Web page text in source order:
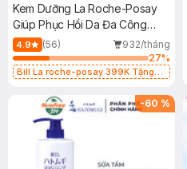
Kem Dưỡng La Roche-Posay
Giúp Phục Hồi Da Đa Công
Dụng 40ml
4.9 (56)
932/tháng
27%
Bill La roche-posay 399K Tặng
(SL có hạn)
-60 %